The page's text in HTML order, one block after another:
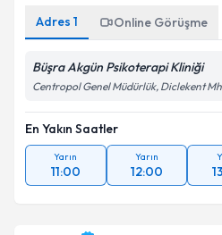
Adres 1 Online Görüşme
Büşra Akgün Psikoterapi Kliniği
Centropol Genel Müdürlük, Diclekent
En Yakın Saatler
Yarın
11:00
Yarın
12:00